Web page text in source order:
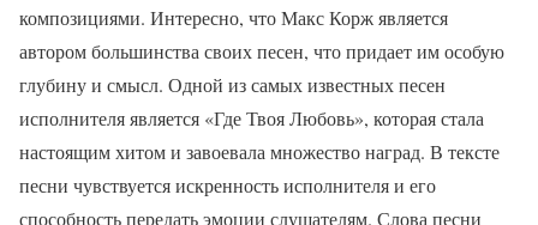
композициями. Интересно, что Макс Корж является
автором большинства своих песен, что придает им особую
глубину и смысл. Одной из самых известных песен
исполнителя является «Где Твоя Любовь», которая стала
настоящим хитом и завоевала множество наград. В тексте
песни чувствуется искренность исполнителя и его
способность передать эмоции слушателям. Слова песни